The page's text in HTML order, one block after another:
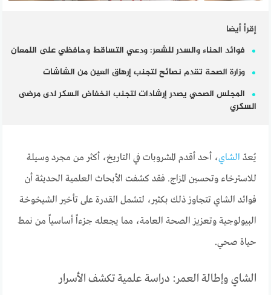
إقرأ أيضا
فوائد الحناء والسدر للشعر: ودعي التساقط وحافظي على اللمعان
وزارة الصحة تقدم نصائح لتجنب إرهاق العين من الشاشات
المجلس الصحي يصدر إرشادات لتجنب انخفاض السكر لدى مرضى
السكري
يُعدّ الشاي، أحد أقدم المشروبات في التاريخ، أكثر من مجرد وسيلة
للاسترخاء وتحسين المزاج. فقد كشفت الأبحاث العلمية الحديثة أن
فوائد الشاي تتجاوز ذلك بكثير، لتشمل القدرة على تأخير الشيخوخة
البيولوجية وتعزيز الصحة العامة، مما يجعله جزءاً أساسياً من نمط
حياة صحي.
الشاي وإطالة العمر: دراسة علمية تكشف الأسرار